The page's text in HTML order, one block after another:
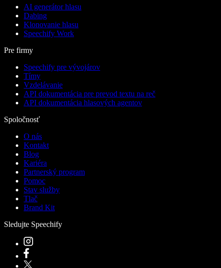
AI generátor hlasu
Dabing
Klonovanie hlasu
Speechify Work
Pre firmy
Speechify pre vývojárov
Tímy
Vzdelávanie
API dokumentácia pre prevod textu na reč
API dokumentácia hlasových agentov
Spoločnosť
O nás
Kontakt
Blog
Kariéra
Partnerský program
Pomoc
Stav služby
Tlač
Brand Kit
Sledujte Speechify